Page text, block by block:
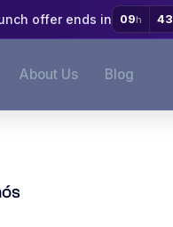
offer ends in 09h 43
About Us Blog